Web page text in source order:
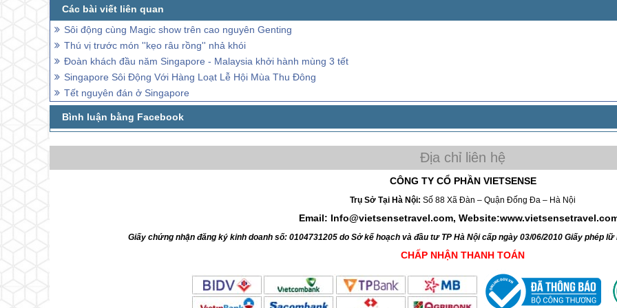
Sôi động cùng Magic show trên cao nguyên Genting
Thú vị trước món ''kẹo râu rồng'' nhả khói
Đoàn khách đầu năm Singapore - Malaysia khởi hành mùng 3 tết
Singapore Sôi Động Với Hàng Loạt Lễ Hội Mùa Thu Đông
Tết nguyên đán ở Singapore
CÔNG TY CỔ PHẦN VIETSENSE
Trụ Sở Tại Hà Nội: Số 88 Xã Đàn – Quận Đống Đa – Hà Nội
Email: Info@vietsensetravel.com,
Giấy chứng nhận đăng ký kinh doanh số: 0104731205 do Sở kế hoạch và đầu tư TP Hà Nội cấp ngày 03/06/2010 Giấy phép lữ
CHẤP NHẬN THANH TOÁN